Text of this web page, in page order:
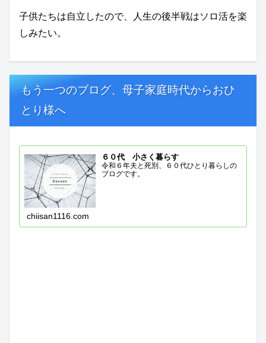
子供たちは自立したので、人生の後半戦はソロ活を楽
しみたい。
もう一つのブログ、母子家庭時代からおひ
とり様へ
６０代 小さく暮らす
令和６年夫と死別、６０代ひとり暮らしの
ブログです。
chiisan1116.com